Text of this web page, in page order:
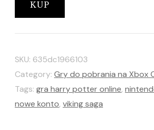
KUP
SKU: 635dc1966103
Category: Gry do pobrania na Xbox
Tags: gra harry potter online,
nowe konto, viking saga